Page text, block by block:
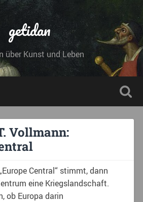
getidan
über Kunst und Leben
Vollmann:
Central“ stimmt, dann
eine Kriegslandschaft.
ob Europa darin